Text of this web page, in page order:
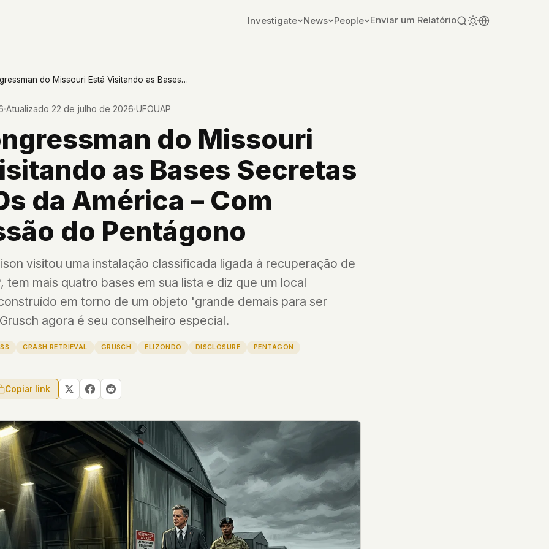
Investigate News People Enviar um Relatório
file served
server-side
are self-
the
you type
don't know
come
Every
attracts
Um Congressman do Missouri Está Visitando as Bases Secretas de UFOs da América – Com Permissão do Pentágono
·Atualizado 22 de julho de 2026·UFOUAP
do Missouri
as Bases Secretas
da América – Com
do Pentágono
visitou uma instalação classificada ligada à recuperação de
tem mais quatro bases em sua lista e diz que um local
em torno de um objeto 'grande demais para ser
agora é seu conselheiro especial.
CRASH RETRIEVAL GRUSCH ELIZONDO DISCLOSURE
PENTAGON
Copiar link